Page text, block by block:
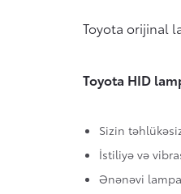
Toyota orijinal
Toyota HID
Sizin
İstiliyə və
Ənənəvi